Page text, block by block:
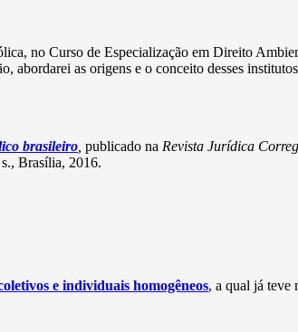
no Curso de Especialização em Direito
abordarei as origens e o conceito desses
brasileiro publicado na Revista Jurídica
Brasília, 2016.
e individuais homogêneos, a qual já teve